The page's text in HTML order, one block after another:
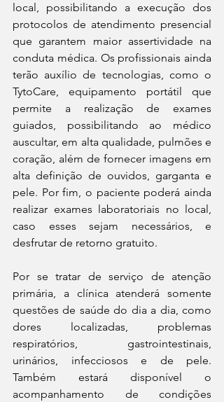
local, possibilitando a execução dos
protocolos de atendimento presencial
que garantem maior assertividade na
conduta médica. Os profissionais ainda
terão auxílio de tecnologias, como o
TytoCare, equipamento portátil que
permite a realização de exames
guiados, possibilitando ao médico
auscultar, em alta qualidade, pulmões e
coração, além de fornecer imagens em
alta definição de ouvidos, garganta e
pele. Por fim, o paciente poderá ainda
realizar exames laboratoriais no local,
caso esses sejam necessários, e
desfrutar de retorno gratuito.
Por se tratar de serviço de atenção
primária, a clínica atenderá somente
questões de saúde do dia a dia, como
dores localizadas, problemas
respiratórios, gastrointestinais,
urinários, infecciosos e de pele.
Também estará disponível o
acompanhamento de condições